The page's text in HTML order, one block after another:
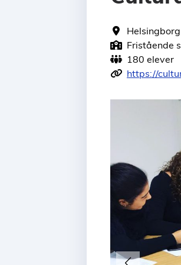
Helsingborg
Fristående
180 elever
https://